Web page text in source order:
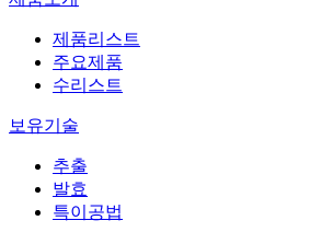
제품리스트
주요제품
수리스트
보유기술
추출
발효
특이공법